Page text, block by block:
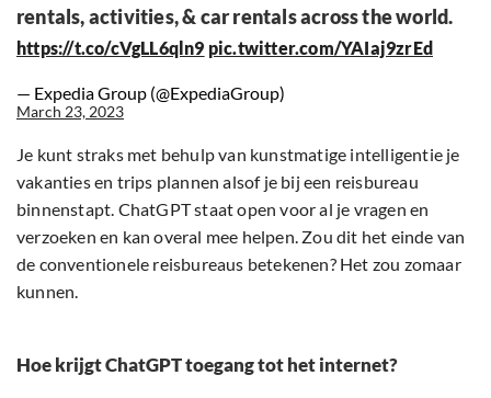
rentals, activities, & car rentals across the world.
https://t.co/cVgLL6qln9 pic.twitter.com/YAIaj9zrEd
— Expedia Group (@ExpediaGroup)
March 23, 2023
Je kunt straks met behulp van kunstmatige intelligentie je
vakanties en trips plannen alsof je bij een reisbureau
binnenstapt. ChatGPT staat open voor al je vragen en
verzoeken en kan overal mee helpen. Zou dit het einde van
de conventionele reisbureaus betekenen? Het zou zomaar
kunnen.
Hoe krijgt ChatGPT toegang tot het internet?